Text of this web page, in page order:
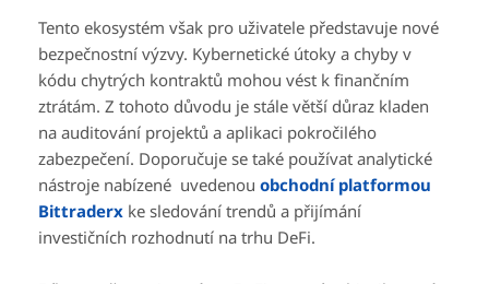
Tento ekosystém však pro uživatele představuje nové
bezpečnostní výzvy. Kybernetické útoky a chyby v
kódu chytrých kontraktů mohou vést k finančním
ztrátám. Z tohoto důvodu je stále větší důraz kladen
na auditování projektů a aplikaci pokročilého
zabezpečení. Doporučuje se také používat analytické
nástroje nabízené uvedenou obchodní platformou
Bittraderx ke sledování trendů a přijímání
investičních rozhodnutí na trhu DeFi.